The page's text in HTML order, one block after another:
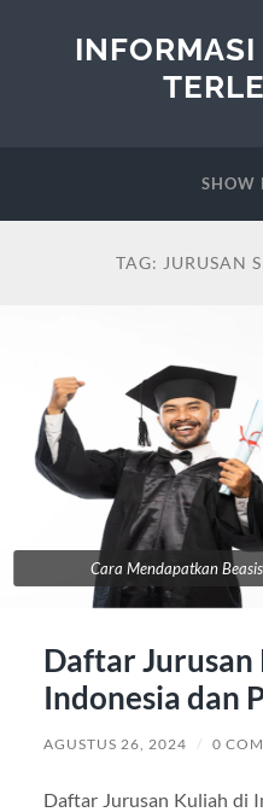
SHOW
TAG: JURUSAN
Cara Mendapatkan
Daftar Jurusan
Indonesia dan
AGUSTUS 26, 2024 / 0
Daftar Jurusan Kuliah di